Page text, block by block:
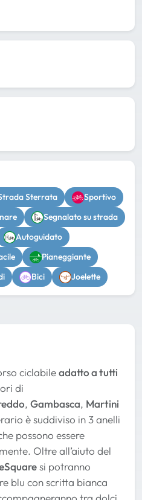
Sterrata
Sportivo
Segnalato su strada
Autoguidato
Pianeggiante
Bici Joelette
ciclabileadatto a tutti
di
, Gambasca, Martini
è suddiviso in 3 anelli
possono essere
Oltre all’aiuto del
si potranno
blu con scritta bianca